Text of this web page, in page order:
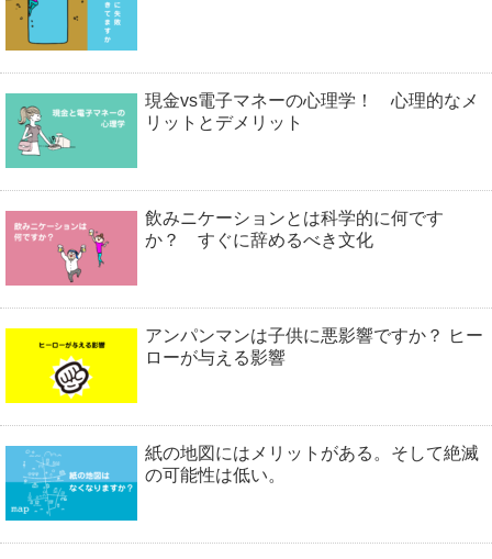
現金vs電子マネーの心理学！ 心理的なメ
リットとデメリット
飲みニケーションとは科学的に何です
か？ すぐに辞めるべき文化
アンパンマンは子供に悪影響ですか？ ヒー
ローが与える影響
紙の地図にはメリットがある。そして絶滅
の可能性は低い。